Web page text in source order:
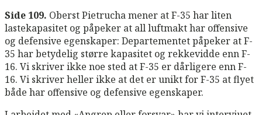
Side 109. Oberst Pietrucha mener at F-35 har liten
lastekapasitet og påpeker at all luftmakt har offensive
og defensive egenskaper: Departementet påpeker at F-
35 har betydelig større kapasitet og rekkevidde enn F-
16. Vi skriver ikke noe sted at F-35 er dårligere enn F-
16. Vi skriver heller ikke at det er unikt for F-35 at flyet
både har offensive og defensive egenskaper.